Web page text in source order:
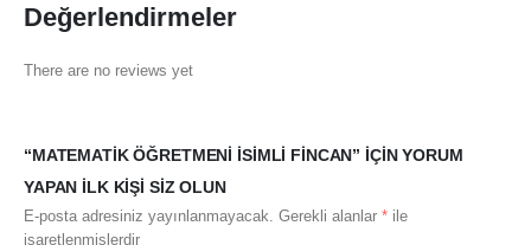
Değerlendirmeler
There are no reviews yet
“MATEMATIK ÖĞRETMENI İSIMLI FINCAN” IÇIN YORUM
YAPAN ILK KIŞI SIZ OLUN
E-posta adresiniz yayınlanmayacak. Gerekli alanlar * ile
işaretlenmişlerdir